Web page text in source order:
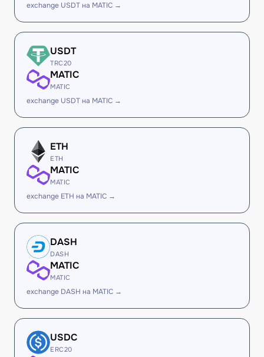
exchange USDT на MATIC →
USDT
TRC20
MATIC
MATIC
exchange USDT на MATIC →
ETH
ETH
MATIC
MATIC
exchange ETH на MATIC →
DASH
DASH
MATIC
MATIC
exchange DASH на MATIC →
USDC
ERC20